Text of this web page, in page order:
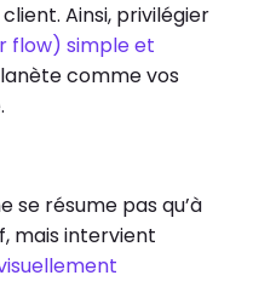
Ainsi, privilégier
flow) simple et
comme vos
se résume pas qu’à
mais intervient